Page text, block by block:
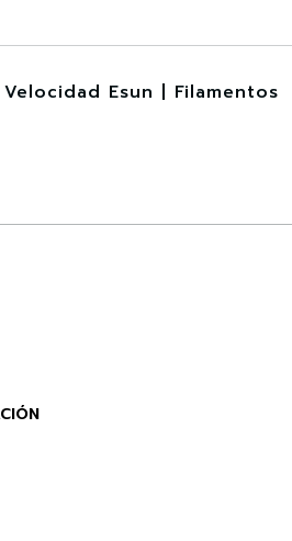
Esun | Filamentos